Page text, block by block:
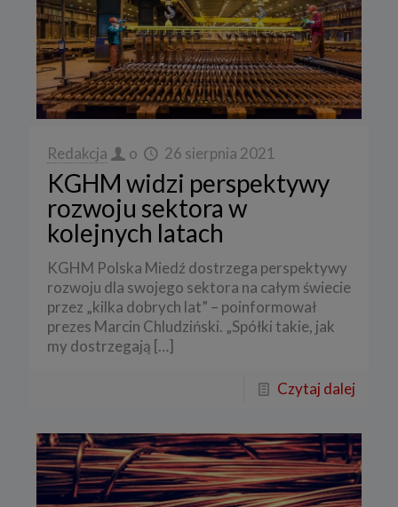
Redakcja o 26 sierpnia 2021
KGHM widzi perspektywy
rozwoju sektora w
kolejnych latach
KGHM Polska Miedź dostrzega perspektywy
rozwoju dla swojego sektora na całym świecie
przez „kilka dobrych lat” – poinformował
prezes Marcin Chludziński. „Spółki takie, jak
my dostrzegają […]
Czytaj dalej